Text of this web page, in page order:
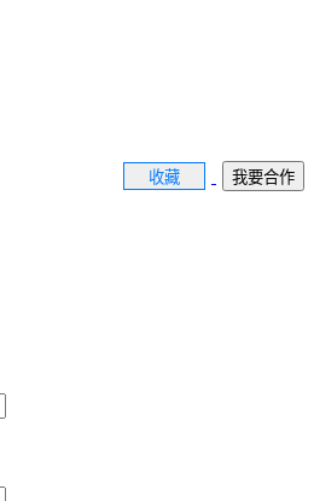
收藏 我要合作